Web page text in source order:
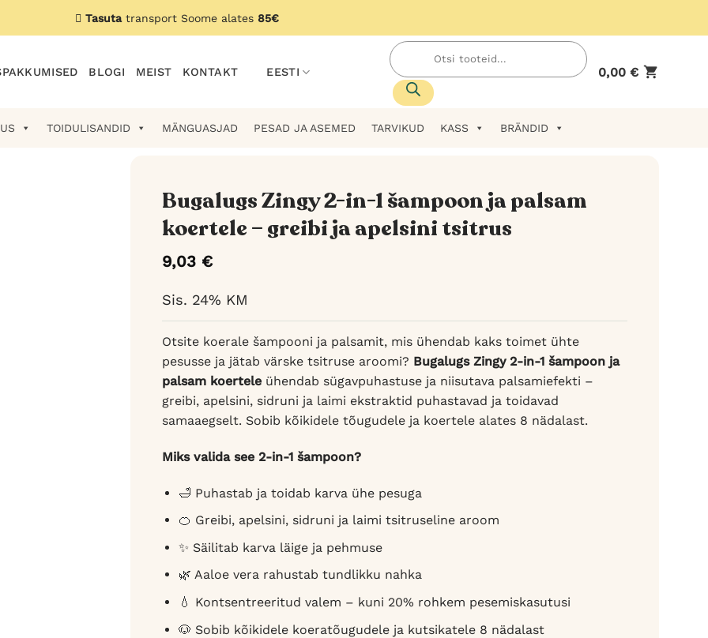
Tasutatransport Soome alates 85€
BLOGI MEIST KONTAKT EESTI
Products
search
0,00€
TOIDULISANDID MÄNGUASJAD PESAD JA ASEMED TARVIKUD KASS BRÄNDID
Bugalugs Zingy 2-in-1 šampoon ja palsam
koertele – greibi ja apelsini tsitrus
9,03 €
Sis. 24% KM
Otsite koerale šampooni ja palsamit, mis ühendab kaks toimet ühte
pesusse ja jätab värske tsitruse aroomi? Bugalugs Zingy 2-in-1 šampoon ja
palsam koerteleühendab sügavpuhastuse ja niisutava palsamiefekti –
greibi, apelsini, sidruni ja laimi ekstraktid puhastavad ja toidavad
samaaegselt. Sobib kõikidele tõugudele ja koertele alates 8 nädalast.
Miks valida see 2-in-1 šampoon?
🛁 Puhastab ja toidab karva ühe pesuga
🍊 Greibi, apelsini, sidruni ja laimi tsitruseline aroom
✨ Säilitab karva läige ja pehmuse
🌿 Aaloe vera rahustab tundlikku nahka
💧 Kontsentreeritud valem – kuni 20% rohkem pesemiskasutusi
🐶 Sobib kõikidele koeratõugudele ja kutsikatele 8 nädalast